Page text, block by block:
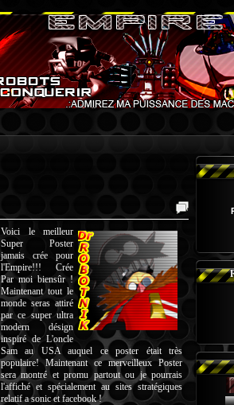
Voici le meilleur
Super Poster
jamais crée pour
l'Empire!!! Crée
Par moi biensûr !
Maintenant tout le
monde seras attiré
par ce super ultra
modern désign
inspiré de L'oncle
Sam au USA auquel ce poster était très
populaire! Maintenant ce merveilleux Poster
sera montré et promu partout ou je pourrais
l'affiché et spécialement au sites stratégiques
relatif a sonic et facebook !